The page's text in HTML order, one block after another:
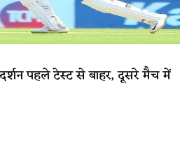
पहले टेस्ट से बाहर, दूसरे मैच में